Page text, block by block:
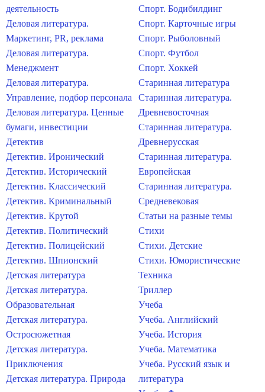
деятельность
Деловая литература.
Маркетинг, PR, реклама
Деловая литература.
Менеджмент
Деловая литература.
Управление, подбор персонала
Деловая литература. Ценные
бумаги, инвестиции
Детектив
Детектив. Иронический
Детектив. Исторический
Детектив. Классический
Детектив. Криминальный
Детектив. Крутой
Детектив. Политический
Детектив. Полицейский
Детектив. Шпионский
Детская литература
Детская литература.
Образовательная
Детская литература.
Остросюжетная
Детская литература.
Приключения
Детская литература. Природа
Спорт. Бодибилдинг
Спорт. Карточные игры
Спорт. Рыболовный
Спорт. Футбол
Спорт. Хоккей
Старинная литература
Старинная литература.
Древневосточная
Старинная литература.
Древнерусская
Старинная литература.
Европейская
Старинная литература.
Средневековая
Статьи на разные темы
Стихи
Стихи. Детские
Стихи. Юмористические
Техника
Триллер
Учеба
Учеба. Английский
Учеба. История
Учеба. Математика
Учеба. Русский язык и
литература